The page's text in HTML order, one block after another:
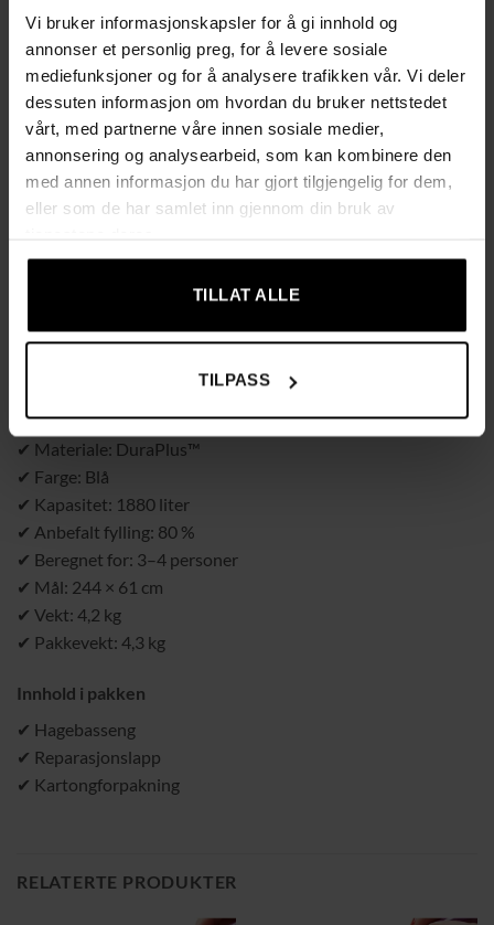
Vi bruker informasjonskapsler for å gi innhold og
annonser et personlig preg, for å levere sosiale
mediefunksjoner og for å analysere trafikken vår. Vi deler
dessuten informasjon om hvordan du bruker nettstedet
vårt, med partnerne våre innen sosiale medier,
annonsering og analysearbeid, som kan kombinere den
med annen informasjon du har gjort tilgjengelig for dem,
eller som de har samlet inn gjennom din bruk av
TILLAT ALLE
TILPASS
DuraPlus™, kjent for sin høye motstand mot punkteringer og
mekaniske skader. Materialet er også UV-resistent, slik at
bassenget beholder sin styrke og holdbarhet over tid – selv
ved langvarig sollys.
✔ OPPBLÅSBAR KRAGE – rask montering
Den oppblåsbare toppringen gjør monteringen svært enkel.
Blås opp kragen, fyll bassenget med vann – veggene reiser
sikker og selvbærende konstruksjon.
✔ MANGESIDIG PLASSERING
Bassenget kan plasseres på ulike underlag, som gress eller
Spesifikasjoner
✔ Materiale: DuraPlus™
✔ Farge: Blå
✔ Kapasitet: 1880 liter
✔ Anbefalt fylling: 80 %
✔ Beregnet for: 3–4 personer
✔ Mål: 244 × 61 cm
✔ Vekt: 4,2 kg
✔ Pakkevekt: 4,3 kg
Innhold i pakken
✔ Hagebasseng
✔ Reparasjonslapp
✔ Kartongforpakning
RELATERTE PRODUKTER